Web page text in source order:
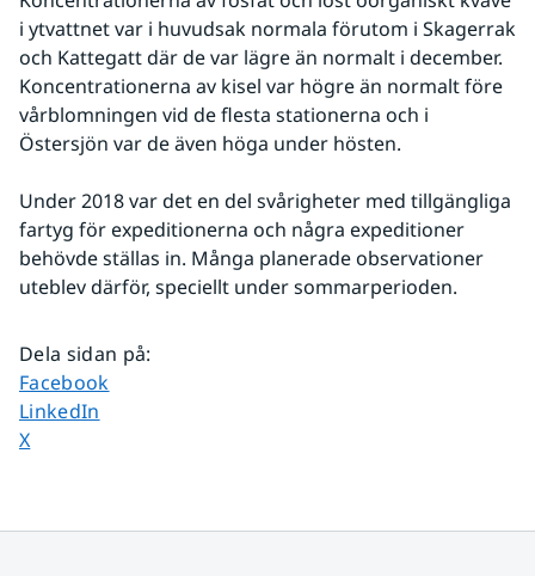
i ytvattnet var i huvudsak normala förutom i Skagerrak
och Kattegatt där de var lägre än normalt i december.
Koncentrationerna av kisel var högre än normalt före
vårblomningen vid de flesta stationerna och i
Östersjön var de även höga under hösten.
Under 2018 var det en del svårigheter med tillgängliga
fartyg för expeditionerna och några expeditioner
behövde ställas in. Många planerade observationer
uteblev därför, speciellt under sommarperioden.
Dela sidan på:
Dela sidan på
Facebook
Dela sidan på
LinkedIn
Dela sidan på
X